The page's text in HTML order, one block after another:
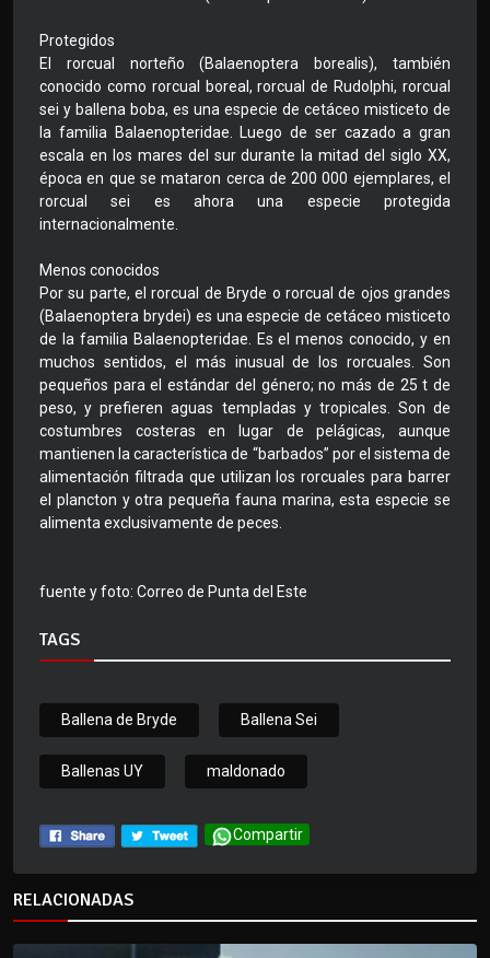
Protegidos
El rorcual norteño (Balaenoptera borealis), también
conocido como rorcual boreal, rorcual de Rudolphi, rorcual
sei y ballena boba, es una especie de cetáceo misticeto de
la familia Balaenopteridae. Luego de ser cazado a gran
escala en los mares del sur durante la mitad del siglo XX,
época en que se mataron cerca de 200 000 ejemplares, el
rorcual sei es ahora una especie protegida
internacionalmente.
Menos conocidos
Por su parte, el rorcual de Bryde o rorcual de ojos grandes
(Balaenoptera brydei) es una especie de cetáceo misticeto
de la familia Balaenopteridae. Es el menos conocido, y en
muchos sentidos, el más inusual de los rorcuales. Son
pequeños para el estándar del género; no más de 25 t de
peso, y prefieren aguas templadas y tropicales. Son de
costumbres costeras en lugar de pelágicas, aunque
mantienen la característica de “barbados” por el sistema de
alimentación filtrada que utilizan los rorcuales para barrer
el plancton y otra pequeña fauna marina, esta especie se
alimenta exclusivamente de peces.
fuente y foto: Correo de Punta del Este
TAGS
Ballena de Bryde Ballena Sei
Ballenas UY maldonado
Compartir
RELACIONADAS